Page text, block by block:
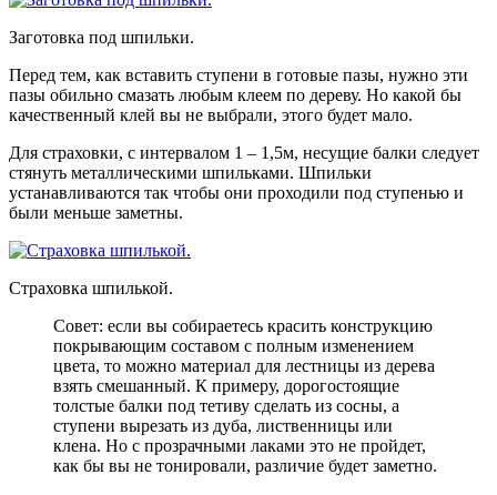
Заготовка под шпильки.
Перед тем, как вставить ступени в готовые пазы, нужно эти
пазы обильно смазать любым клеем по дереву. Но какой бы
качественный клей вы не выбрали, этого будет мало.
Для страховки, с интервалом 1 – 1,5м, несущие балки следует
стянуть металлическими шпильками. Шпильки
устанавливаются так чтобы они проходили под ступенью и
были меньше заметны.
Страховка шпилькой.
Совет: если вы собираетесь красить конструкцию
покрывающим составом с полным изменением
цвета, то можно материал для лестницы из дерева
взять смешанный. К примеру, дорогостоящие
толстые балки под тетиву сделать из сосны, а
ступени вырезать из дуба, лиственницы или
клена. Но с прозрачными лаками это не пройдет,
как бы вы не тонировали, различие будет заметно.